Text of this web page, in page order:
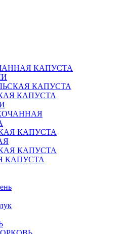
КАПУСТА
КАПУСТА
КАПУСТА
КАПУСТА
КАПУСТА
КАПУСТА